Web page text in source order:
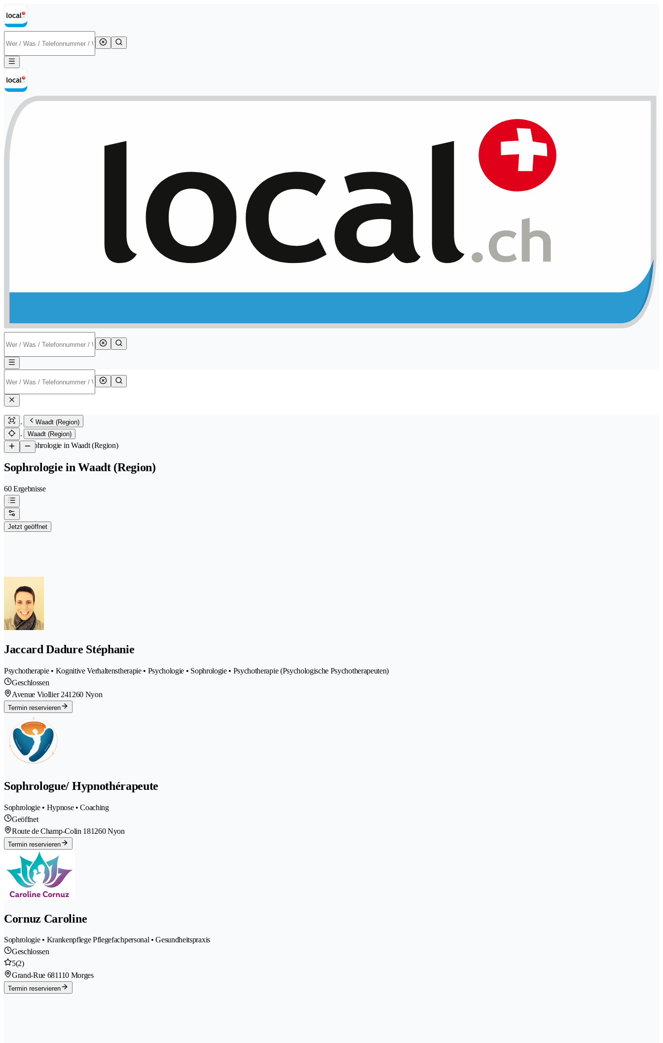
Waadt (Region)
Waadt (Region)
/Sophrologie in Waadt (Region)
Sophrologie in Waadt (Region)
60 Ergebnisse
Jetzt geöffnet
Jaccard Dadure Stéphanie
Psychotherapie • Kognitive Verhaltenstherapie • Psychologie • Sophrologie • Psychotherapie (Psychologische Psychotherapeuten)
Geschlossen
Avenue Viollier 241260 Nyon
Termin reservieren
Sophrologue/ Hypnothérapeute
Sophrologie • Hypnose • Coaching
Geöffnet
Route de Champ-Colin 181260 Nyon
Termin reservieren
Cornuz Caroline
Sophrologie • Krankenpflege Pflegefachpersonal • Gesundheitspraxis
Geschlossen
5(2)
Grand-Rue 681110 Morges
Termin reservieren